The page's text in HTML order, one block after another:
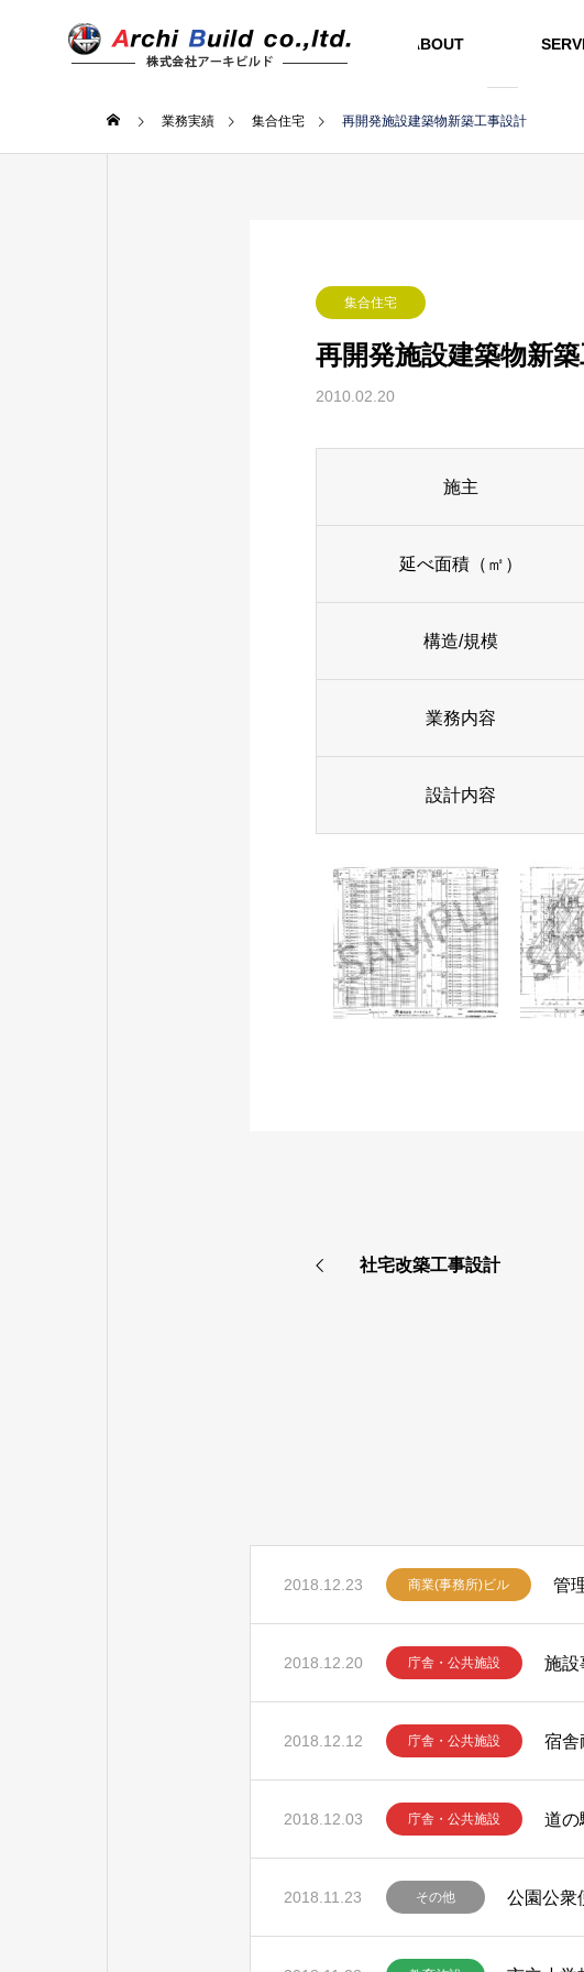
ABOUT
業務実績 集合住宅 再開発施設建築物新築工事設計
集合住宅
再開発施設建築物新
2010.02.20
施主
延べ面積（㎡）
構造/規模
業務内容
設計内容
社宅改築工事設計
2018.12.23 商業(事務所)ビル 管
2018.12.20 庁舎・公共施設 施設
2018.12.12 庁舎・公共施設 宿舎
2018.12.03 庁舎・公共施設 道の
2018.11.23 その他 公園公衆